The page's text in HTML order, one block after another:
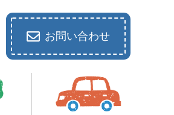
お問い合わせ